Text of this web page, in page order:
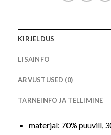
KIRJELDUS
LISAINFO
ARVUSTUSED (0)
TARNEINFO JA TELLIMINE
materjal: 70% puuvill,